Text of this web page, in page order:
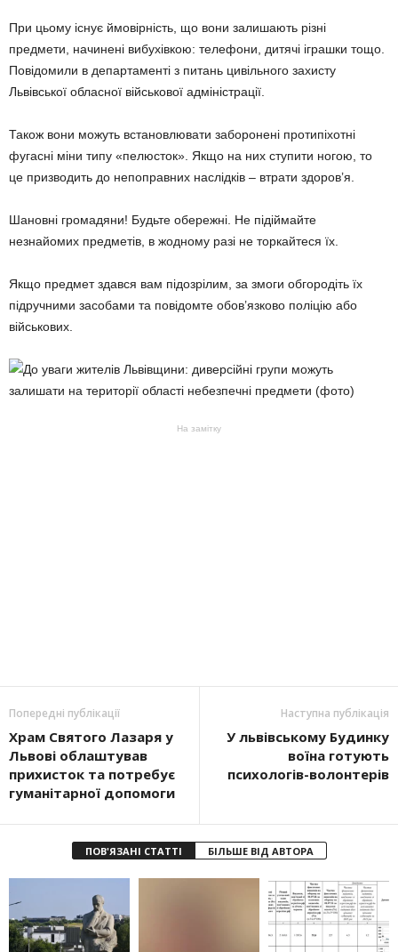
При цьому існує ймовірність, що вони залишають різні
предмети, начинені вибухівкою: телефони, дитячі іграшки тощо.
Повідомили в департаменті з питань цивільного захисту
Львівської обласної військової адміністрації.
Також вони можуть встановлювати заборонені протипіхотні
фугасні міни типу «пелюсток». Якщо на них ступити ногою, то
це призводить до непоправних наслідків – втрати здоров’я.
Шановні громадяни! Будьте обережні. Не підіймайте
незнайомих предметів, в жодному разі не торкайтеся їх.
Якщо предмет здався вам підозрілим, за змоги обгородіть їх
підручними засобами та повідомте обов’язково поліцію або
військових.
На замітку
Попередні публікації
Храм Святого Лазаря у
Львові облаштував
прихисток та потребує
гуманітарної допомоги
Наступна публікація
У львівському Будинку
воїна готують
психологів-волонтерів
ПОВ'ЯЗАНІ СТАТТІ БІЛЬШЕ ВІД АВТОРА